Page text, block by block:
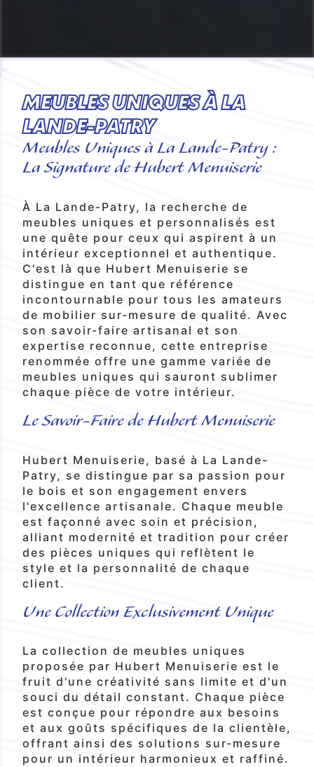
MEUBLES UNIQUES À LA
LANDE-PATRY
Meubles Uniques à La Lande-Patry :
La Signature de Hubert Menuiserie
À La Lande-Patry, la recherche de
meubles uniques et personnalisés est
une quête pour ceux qui aspirent à un
intérieur exceptionnel et authentique.
C'est là que Hubert Menuiserie se
distingue en tant que référence
incontournable pour tous les amateurs
de mobilier sur-mesure de qualité. Avec
son savoir-faire artisanal et son
expertise reconnue, cette entreprise
renommée offre une gamme variée de
meubles uniques qui sauront sublimer
chaque pièce de votre intérieur.
Le Savoir-Faire de Hubert Menuiserie
Hubert Menuiserie, basé à La Lande-
Patry, se distingue par sa passion pour
le bois et son engagement envers
l'excellence artisanale. Chaque meuble
est façonné avec soin et précision,
alliant modernité et tradition pour créer
des pièces uniques qui reflètent le
style et la personnalité de chaque
client.
Une Collection Exclusivement Unique
La collection de meubles uniques
proposée par Hubert Menuiserie est le
fruit d'une créativité sans limite et d'un
souci du détail constant. Chaque pièce
est conçue pour répondre aux besoins
et aux goûts spécifiques de la clientèle,
offrant ainsi des solutions sur-mesure
pour un intérieur harmonieux et raffiné.